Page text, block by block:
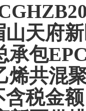
天府
承包
烯共混
含税金